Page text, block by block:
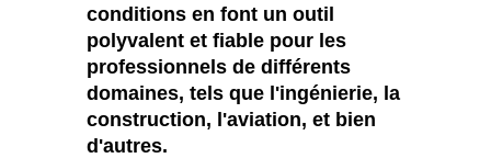
conditions en font un outil
polyvalent et fiable pour les
professionnels de différents
domaines, tels que l'ingénierie, la
construction, l'aviation, et bien
d'autres.